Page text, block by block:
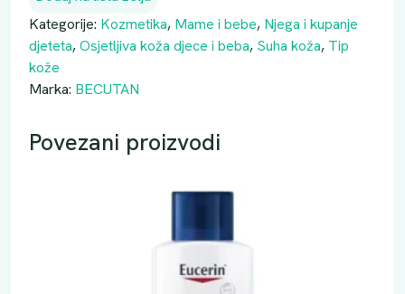
Kategorije: Kozmetika, Mame i bebe, Njega i kupanje
djeteta,Osjetljiva koža djece i beba, Suha koža, Tip
kože
Marka: BECUTAN
Povezani proizvodi